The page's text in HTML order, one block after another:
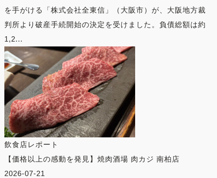
を手がける「株式会社全東信」（大阪市）が、大阪地方裁
判所より破産手続開始の決定を受けました。負債総額は約
1,2...
飲食店レポート
【価格以上の感動を発見】焼肉酒場 肉カジ 南柏店
2026-07-21